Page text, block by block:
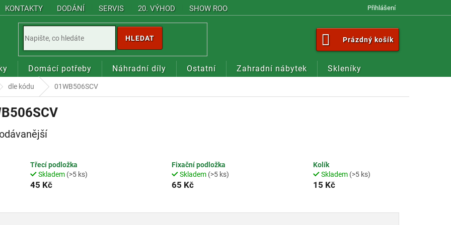
KONTAKTY DODÁNÍ SERVIS 20. VÝHOD SHOW ROOM Přihlášení
HLEDAT
NÁKUPNÍ
KOŠÍK
Prázdný košík
Domácí potřeby Náhradní díly Ostatní Zahradní nábytek Skleníky
dle kódu 01WB506SCV
Třecí podložka
Skladem (>5 ks)
45 Kč
Fixační podložka
Skladem (>5 ks)
65 Kč
Kolík
Skladem (>5 ks)
15 Kč